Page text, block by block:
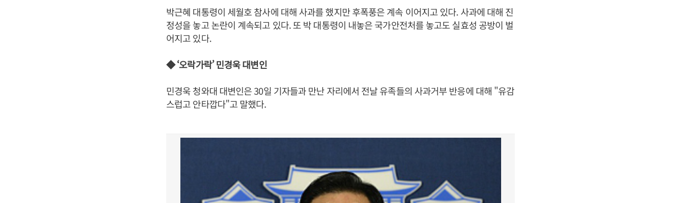
박근혜 대통령이 세월호 참사에 대해 사과를 했지만 후폭풍은 계속 이어지고 있다. 사과에 대해 진
정성을 놓고 논란이 계속되고 있다. 또 박 대통령이 내놓은 국가안전처를 놓고도 실효성 공방이 벌
어지고 있다.
◆ ‘오락가락’ 민경욱 대변인
민경욱 청와대 대변인은 30일 기자들과 만난 자리에서 전날 유족들의 사과거부 반응에 대해 "유감
스럽고 안타깝다"고 말했다.